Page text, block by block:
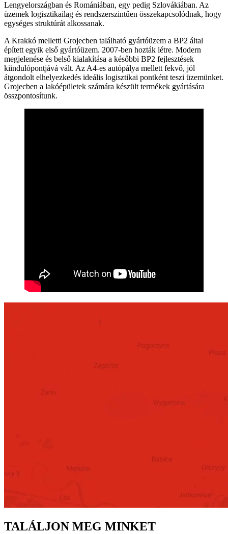
Lengyelországban és Romániában, egy pedig Szlovákiában. Az
üzemek logisztikailag és rendszerszintűen összekapcsolódnak, hogy
egységes struktúrát alkossanak.
A Krakkó melletti Grojecben található gyártóüzem a BP2 által
épített egyik első gyártóüzem. 2007-ben hozták létre. Modern
megjelenése és belső kialakítása a későbbi BP2 fejlesztések
kiindulópontjává vált. Az A4-es autópálya mellett fekvő, jól
átgondolt elhelyezkedés ideális logisztikai pontként teszi üzemünket.
Grojecben a lakóépületek számára készült termékek gyártására
összpontosítunk.
TALÁLJON MEG MINKET